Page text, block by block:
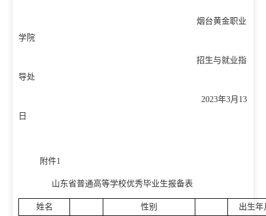
烟台黄金职业
学院
招生与就业指
导处
2023年3月13
日
附件1
山东省普通高等学校优秀毕业生报备表
姓名 性别 出生年